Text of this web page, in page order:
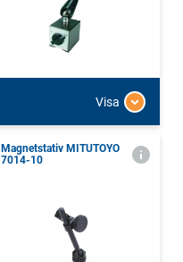
Visa
Magnetstativ MITUTOYO
7014-10